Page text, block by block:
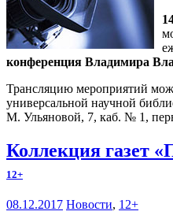
конференция Владимира
Трансляцию мероприятий
универсальной научной
М. Ульяновой, 7, каб. № 1,
Коллекция газет
12+
08.12.2017 Новости, 12+